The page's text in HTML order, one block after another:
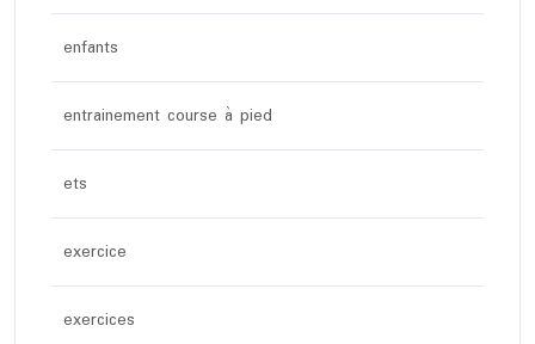
enfants
entrainement course à pied
ets
exercice
exercices